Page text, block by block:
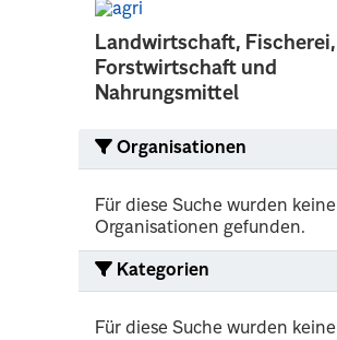
Landwirtschaft, Fischerei,
Forstwirtschaft und
Nahrungsmittel
Organisationen
Für diese Suche wurden keine
Organisationen gefunden.
Kategorien
Für diese Suche wurden keine